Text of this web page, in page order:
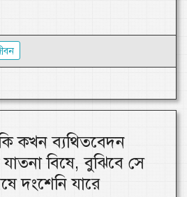
কখন ব্যথিতবেদন
বিষে, বুঝিবে সে
দংশেনি যারে